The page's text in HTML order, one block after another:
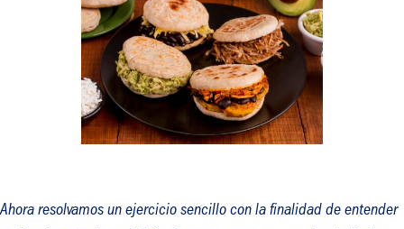
Ahora resolvamos un ejercicio sencillo con la finalidad de entender